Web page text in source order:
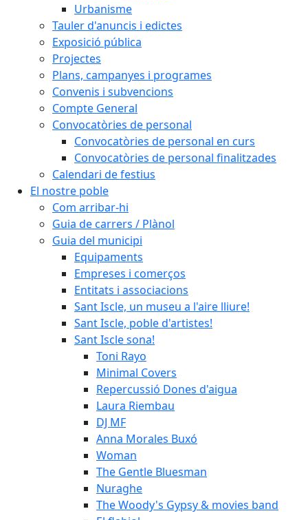
Urbanisme
Tauler d'anuncis i edictes
Exposició pública
Projectes
Plans, campanyes i programes
Convenis i subvencions
Compte General
Convocatòries de personal
Convocatòries de personal en curs
Convocatòries de personal finalitzades
Calendari de festius
El nostre poble
Com arribar-hi
Guia de carrers / Plànol
Guia del municipi
Equipaments
Empreses i comerços
Entitats i associacions
Sant Iscle, un museu a l'aire lliure!
Sant Iscle, poble d'artistes!
Sant Iscle sona!
Toni Rayo
Minimal Covers
Repercussió Dones d'aigua
Laura Riembau
DJ MF
Anna Morales Buxó
Woman
The Gentle Bluesman
Nuraghe
The Woody's Gypsy & movies band